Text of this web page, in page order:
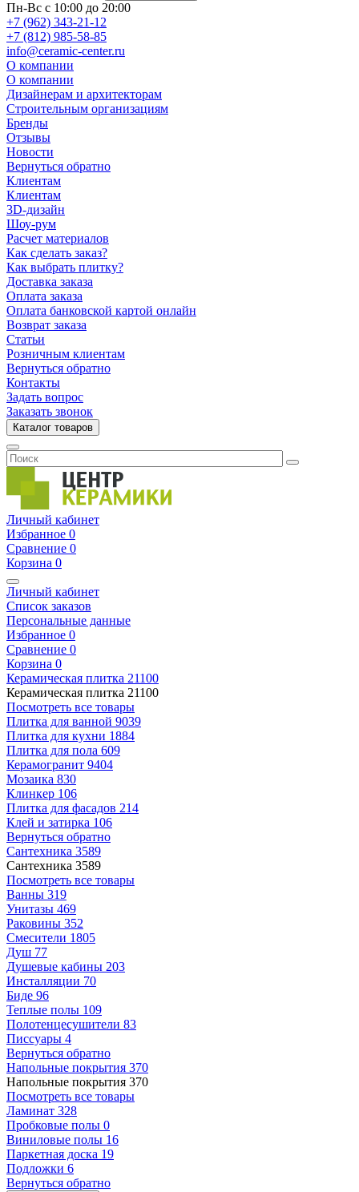
Пн-Вс с 10:00 до 20:00
+7 (962) 343-21-12
+7 (812) 985-58-85
info@ceramic-center.ru
О компании
О компании
Дизайнерам и архитекторам
Строительным организациям
Бренды
Отзывы
Новости
Вернуться обратно
Клиентам
Клиентам
3D-дизайн
Шоу-рум
Расчет материалов
Как сделать заказ?
Как выбрать плитку?
Доставка заказа
Оплата заказа
Оплата банковской картой онлайн
Возврат заказа
Статьи
Розничным клиентам
Вернуться обратно
Контакты
Задать вопрос
Заказать звонок
Каталог товаров
Личный кабинет
Избранное 0
Сравнение 0
Корзина 0
Личный кабинет
Список заказов
Персональные данные
Избранное 0
Сравнение 0
Корзина 0
Керамическая плитка 21100
Керамическая плитка 21100
Посмотреть все товары
Плитка для ванной 9039
Плитка для кухни 1884
Плитка для пола 609
Керамогранит 9404
Мозаика 830
Клинкер 106
Плитка для фасадов 214
Клей и затирка 106
Вернуться обратно
Сантехника 3589
Сантехника 3589
Посмотреть все товары
Ванны 319
Унитазы 469
Раковины 352
Смесители 1805
Душ 77
Душевые кабины 203
Инсталляции 70
Биде 96
Теплые полы 109
Полотенцесушители 83
Писсуары 4
Вернуться обратно
Напольные покрытия 370
Напольные покрытия 370
Посмотреть все товары
Ламинат 328
Пробковые полы 0
Виниловые полы 16
Паркетная доска 19
Подложки 6
Вернуться обратно